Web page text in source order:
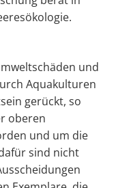
und
Aquakulturen
gerückt, so
oberen
und um die
sind nicht